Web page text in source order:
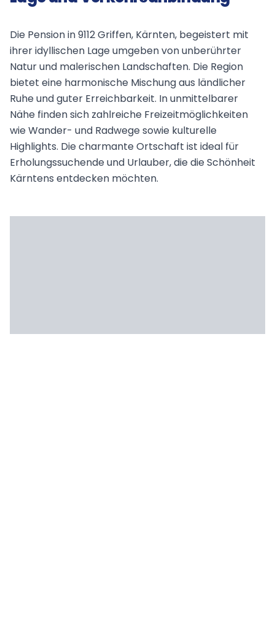
Die Pension in 9112 Griffen, Kärnten, begeistert mit
ihrer idyllischen Lage umgeben von unberührter
Natur und malerischen Landschaften. Die Region
bietet eine harmonische Mischung aus ländlicher
Ruhe und guter Erreichbarkeit. In unmittelbarer
Nähe finden sich zahlreiche Freizeitmöglichkeiten
wie Wander- und Radwege sowie kulturelle
Highlights. Die charmante Ortschaft ist ideal für
Erholungssuchende und Urlauber, die die Schönheit
Kärntens entdecken möchten.